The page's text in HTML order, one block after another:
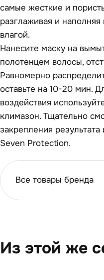
самые жесткие и
разглаживая и
влагой.
Нанесите маску на
полотенцем волосы,
Равномерно
оставьте на 10-20 мин.
воздействия
климазон. Тщательно
закрепления
Seven Protection.
Все товары бренда
Из этой же